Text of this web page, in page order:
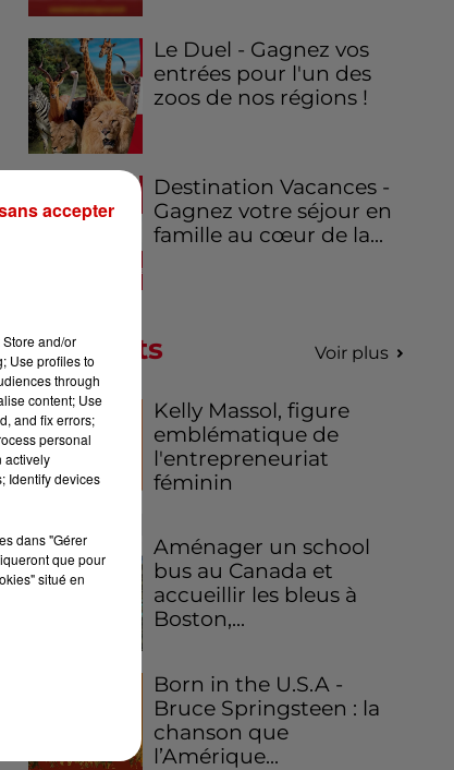
Le Duel - Gagnez vos
entrées pour l'un des
zoos de nos régions !
Destination Vacances -
Gagnez votre séjour en
famille au cœur de la...
Podcasts Voir plus
Kelly Massol, figure
emblématique de
l'entrepreneuriat
féminin
Aménager un school
bus au Canada et
accueillir les bleus à
Boston,...
Born in the U.S.A -
Bruce Springsteen : la
chanson que
l’Amérique...
and/or
Use profiles to
through
content; Use
and fix errors;
personal
actively
Identify devices
dans "Gérer
que pour
situé en
accepter